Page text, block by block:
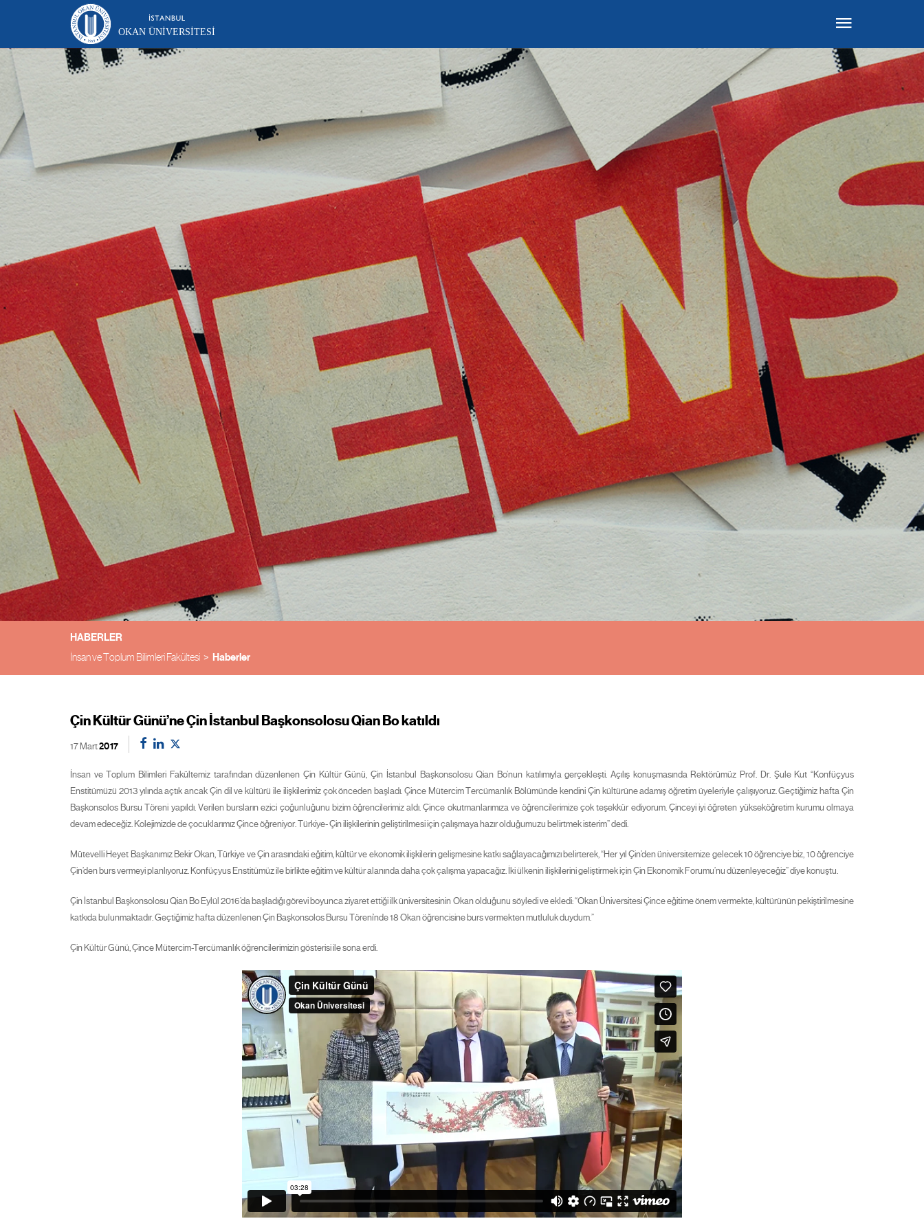
OKAN ÜNIVERSITESI
HABERLER
İnsan ve Toplum Bilimleri Fakültesi Haberler
Çin Kültür Günü’ne Çin İstanbul Başkonsolosu Qian Bo katıldı
17 Mart2017
İnsan ve Toplum Bilimleri Fakültemiz tarafından düzenlenen Çin Kültür Günü, Çin İstanbul Başkonsolosu Qian Bo’nun katılımıyla gerçekleşti. Açılış konuşmasında Rektörümüz Prof. Dr. Şule Kut “Konfüçyus
Enstitümüzü 2013 yılında açtık ancak Çin dil ve kültürü ile ilişkilerimiz çok önceden başladı. Çince Mütercim Tercümanlık Bölümünde kendini Çin kültürüne adamış öğretim üyeleriyle çalışıyoruz. Geçtiğimiz hafta Çin
Başkonsolos Bursu Töreni yapıldı. Verilen bursların ezici çoğunluğunu bizim öğrencilerimiz aldı. Çince okutmanlarımıza ve öğrencilerimize çok teşekkür ediyorum. Çinceyi iyi öğreten yükseköğretim kurumu olmaya
devam edeceğiz. Kolejimizde de çocuklarımız Çince öğreniyor. Türkiye- Çin ilişkilerinin geliştirilmesi için çalışmaya hazır olduğumuzu belirtmek isterim” dedi.
Mütevelli Heyet Başkanımız Bekir Okan, Türkiye ve Çin arasındaki eğitim, kültür ve ekonomik ilişkilerin gelişmesine katkı sağlayacağımızı belirterek, “Her yıl Çin’den üniversitemize gelecek 10 öğrenciye biz, 10 öğrenciye
Çin’den burs vermeyi planlıyoruz. Konfüçyus Enstitümüz ile birlikte eğitim ve kültür alanında daha çok çalışma yapacağız. İki ülkenin ilişkilerini geliştirmek için Çin Ekonomik Forumu’nu düzenleyeceğiz” diye konuştu.
Çin İstanbul Başkonsolosu Qian Bo Eylül 2016’da başladığı görevi boyunca ziyaret ettiği ilk üniversitesinin Okan olduğunu söyledi ve ekledi: “Okan Üniversitesi Çince eğitime önem vermekte, kültürünün pekiştirilmesine
katkıda bulunmaktadır. Geçtiğimiz hafta düzenlenen Çin Başkonsolos Bursu Töreni’nde 18 Okan öğrencisine burs vermekten mutluluk duydum.”
Çin Kültür Günü, Çince Mütercim-Tercümanlık öğrencilerimizin gösterisi ile sona erdi.